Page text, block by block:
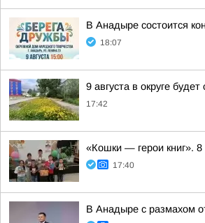
В Анадыре состоится
18:07
9 августа в округе
17:42
«Кошки — герои книг».
17:40
В Анадыре с размахом